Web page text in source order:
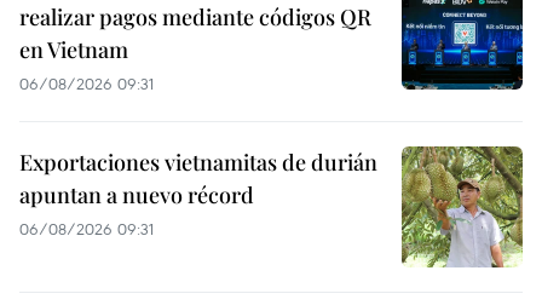
realizar pagos mediante códigos QR
en Vietnam
06/08/2026 09:31
Exportaciones vietnamitas de durián
apuntan a nuevo récord
06/08/2026 09:31